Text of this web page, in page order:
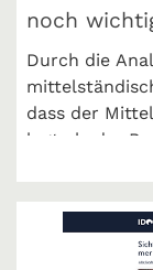
noch
Durch die
dass der
legt als der
geht,